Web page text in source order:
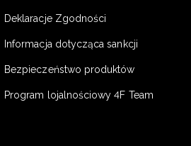
Deklaracje Zgodności
Informacja dotycząca sankcji
Bezpieczeństwo produktów
Program lojalnościowy 4F Team